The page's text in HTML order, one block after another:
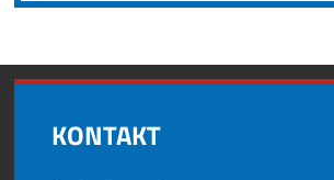
KONTAKT